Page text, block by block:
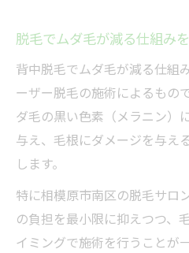
脱毛でムダ毛が減る仕組み
背中脱毛でムダ毛が減る仕組
ーザー脱毛の施術によるもの
ダ毛の黒い色素（メラニン）
与え、毛根にダメージを与え
します。
特に相模原市南区の脱毛サロ
の負担を最小限に抑えつつ、
イミングで施術を行うことが